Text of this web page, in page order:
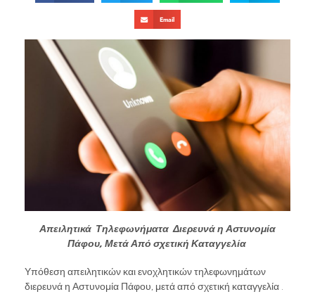
Email
Απειλητικά Τηλεφωνήματα Διερευνά η Αστυνομία
Πάφου, Μετά Από σχετική Καταγγελία
Υπόθεση απειλητικών και ενοχλητικών τηλεφωνημάτων
διερευνά η Αστυνομία Πάφου, μετά από σχετική καταγγελία .